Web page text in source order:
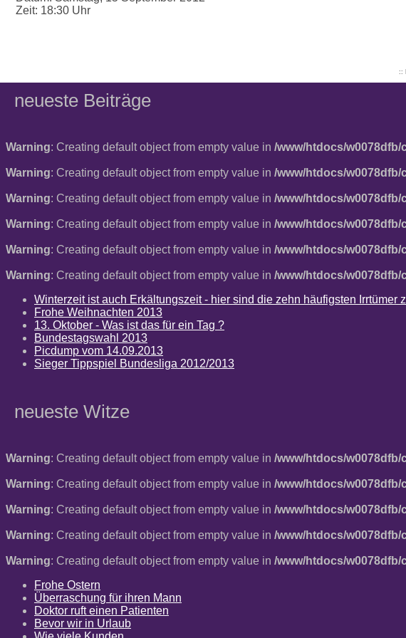
Zeit: 18:30 Uhr
::
neueste Beiträge
Warning: Creating default object from empty value in /www/htdocs/
Warning: Creating default object from empty value in /www/htdocs/
Warning: Creating default object from empty value in /www/htdocs/
Warning: Creating default object from empty value in /www/htdocs/
Warning: Creating default object from empty value in /www/htdocs/
Warning: Creating default object from empty value in /www/htdocs/
Winterzeit ist auch Erkältungszeit - hier sind die zehn häufigsten Irrtümer
Frohe Weihnachten 2013
13. Oktober - Was ist das für ein Tag ?
Bundestagswahl 2013
Picdump vom 14.09.2013
Sieger Tippspiel Bundesliga 2012/2013
neueste Witze
Warning: Creating default object from empty value in /www/htdocs/
Warning: Creating default object from empty value in /www/htdocs/
Warning: Creating default object from empty value in /www/htdocs/
Warning: Creating default object from empty value in /www/htdocs/
Warning: Creating default object from empty value in /www/htdocs/
Frohe Ostern
Überraschung für ihren Mann
Doktor ruft einen Patienten
Bevor wir in Urlaub